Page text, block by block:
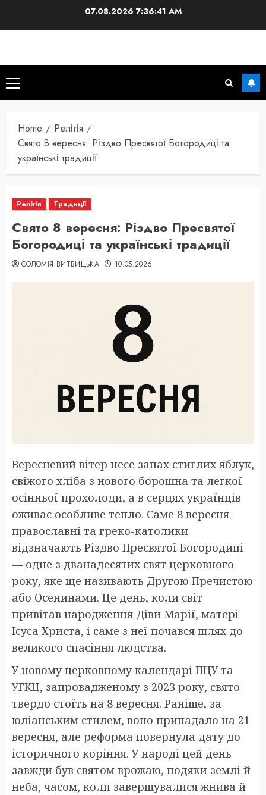
07.08.2026 7:36:41 AM
Primary
Menu
Home
Релігія
Свято 8 вересня: Різдво Пресвятої Богородиці та
українські традиції
Релігія Традиції
Свято 8 вересня: Різдво Пресвятої
Богородиці та українські традиції
СОЛОМІЯ ВИТВИЦЬКА 10.05.2026
Вересневий вітер несе запах стиглих яблук,
свіжого хліба з нового борошна та легкої
осінньої прохолоди, а в серцях українців
оживає особливе тепло. Саме 8 вересня
православні та греко-католики
відзначають Різдво Пресвятої Богородиці
— одне з дванадесятих свят церковного
року, яке ще називають Другою Пречистою
або Осенинами. Це день, коли світ
привітав народження Діви Марії, матері
Ісуса Христа, і саме з неї почався шлях до
великого спасіння людства.
У новому церковному календарі ПЦУ та
УГКЦ, запровадженому з 2023 року, свято
твердо стоїть на 8 вересня. Раніше, за
юліанським стилем, воно припадало на 21
вересня, але реформа повернула дату до
історичного коріння. У народі цей день
завжди був святом врожаю, подяки землі й
неба, часом, коли завершувалися жнива й